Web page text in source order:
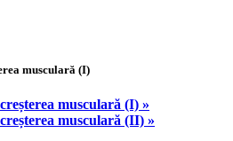
musculară (I)
musculară (I) »
musculară (II) »